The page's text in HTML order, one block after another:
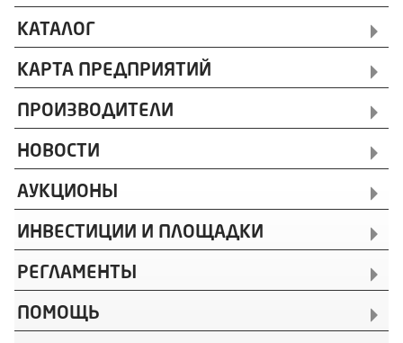
КАТАЛОГ
КАРТА ПРЕДПРИЯТИЙ
ПРОИЗВОДИТЕЛИ
НОВОСТИ
АУКЦИОНЫ
ИНВЕСТИЦИИ И ПЛОЩАДКИ
РЕГЛАМЕНТЫ
ПОМОЩЬ